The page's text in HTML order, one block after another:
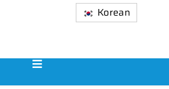
Korean